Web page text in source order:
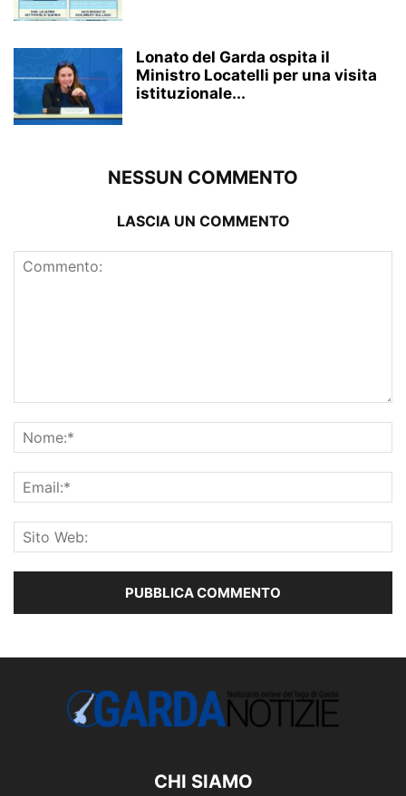
Lonato del Garda ospita il
Ministro Locatelli per una visita
istituzionale...
NESSUN COMMENTO
LASCIA UN COMMENTO
CHI SIAMO